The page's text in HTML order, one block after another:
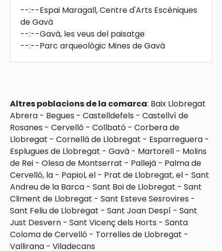
--:--Espai Maragall, Centre d'Arts Escèniques
de Gavà
--:--Gavà, les veus del paisatge
--:--Parc arqueològic Mines de Gavà
Altres poblacions de la comarca: Baix Llobregat
Abrera - Begues - Castelldefels - Castellví de
Rosanes - Cervelló - Collbató - Corbera de
Llobregat - Cornellà de Llobregat - Esparreguera -
Esplugues de Llobregat - Gavà - Martorell - Molins
de Rei - Olesa de Montserrat - Pallejà - Palma de
Cervelló, la - Papiol, el - Prat de Llobregat, el - Sant
Andreu de la Barca - Sant Boi de Llobregat - Sant
Climent de Llobregat - Sant Esteve Sesrovires -
Sant Feliu de Llobregat - Sant Joan Despí - Sant
Just Desvern - Sant Vicenç dels Horts - Santa
Coloma de Cervelló - Torrelles de Llobregat -
Vallirana - Viladecans